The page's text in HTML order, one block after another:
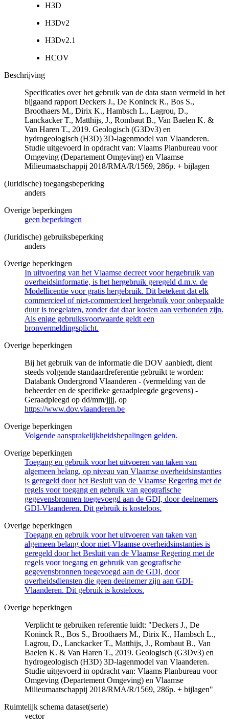
H3D
H3Dv2
H3Dv2.1
HCOV
Beschrijving
Specificaties over het gebruik van de data staan vermeld in het
bijgaand rapport Deckers J., De Koninck R., Bos S.,
Broothaers M., Dirix K., Hambsch L., Lagrou, D.,
Lanckacker T., Matthijs, J., Rombaut B., Van Baelen K. &
Van Haren T., 2019. Geologisch (G3Dv3) en
hydrogeologisch (H3D) 3D-lagenmodel van Vlaanderen.
Studie uitgevoerd in opdracht van: Vlaams Planbureau voor
Omgeving (Departement Omgeving) en Vlaamse
Milieumaatschappij 2018/RMA/R/1569, 286p. + bijlagen
(Juridische) toegangsbeperking
anders
Overige beperkingen
geen beperkingen
(Juridische) gebruiksbeperking
anders
Overige beperkingen
In uitvoering van het Vlaamse decreet voor hergebruik van
overheidsinformatie, is het hergebruik geregeld d.m.v. de
Modellicentie voor gratis hergebruik. Dit betekent dat elk
commercieel of niet-commercieel hergebruik voor onbepaalde
duur is toegelaten, zonder dat daar kosten aan verbonden zijn.
Als enige gebruiksvoorwaarde geldt een
bronvermeldingsplicht.
Overige beperkingen
Bij het gebruik van de informatie die DOV aanbiedt, dient
steeds volgende standaardreferentie gebruikt te worden:
Databank Ondergrond Vlaanderen - (vermelding van de
beheerder en de specifieke geraadpleegde gegevens) -
Geraadpleegd op dd/mm/jjjj, op
https://www.dov.vlaanderen.be
Overige beperkingen
Volgende aansprakelijkheidsbepalingen gelden.
Overige beperkingen
Toegang en gebruik voor het uitvoeren van taken van
algemeen belang, op niveau van Vlaamse overheidsinstanties
is geregeld door het Besluit van de Vlaamse Regering met de
regels voor toegang en gebruik van geografische
gegevensbronnen toegevoegd aan de GDI, door deelnemers
GDI-Vlaanderen. Dit gebruik is kosteloos.
Overige beperkingen
Toegang en gebruik voor het uitvoeren van taken van
algemeen belang door niet-Vlaamse overheidsinstanties is
geregeld door het Besluit van de Vlaamse Regering met de
regels voor toegang en gebruik van geografische
gegevensbronnen toegevoegd aan de GDI, door
overheidsdiensten die geen deelnemer zijn aan GDI-
Vlaanderen. Dit gebruik is kosteloos.
Overige beperkingen
Verplicht te gebruiken referentie luidt: "Deckers J., De
Koninck R., Bos S., Broothaers M., Dirix K., Hambsch L.,
Lagrou, D., Lanckacker T., Matthijs, J., Rombaut B., Van
Baelen K. & Van Haren T., 2019. Geologisch (G3Dv3) en
hydrogeologisch (H3D) 3D-lagenmodel van Vlaanderen.
Studie uitgevoerd in opdracht van: Vlaams Planbureau voor
Omgeving (Departement Omgeving) en Vlaamse
Milieumaatschappij 2018/RMA/R/1569, 286p. + bijlagen"
Ruimtelijk schema dataset(serie)
vector